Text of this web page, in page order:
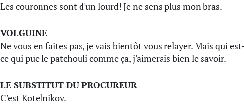
Les couronnes sont d'un lourd! Je ne sens plus mon bras.
VOLGUINE
Ne vous en faites pas, je vais bientôt vous relayer. Mais qui est-
ce qui pue le patchouli comme ça, j'aimerais bien le savoir.
LE SUBSTITUT DU PROCUREUR
C'est Kotelnikov.